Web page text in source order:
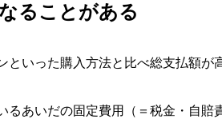
ることがある
といった購入方法と比べ総支払額が
るあいだの固定費用（＝税金・自